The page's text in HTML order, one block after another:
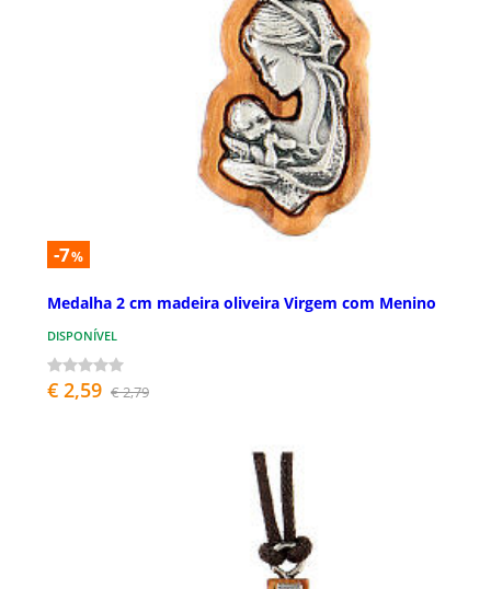
-7%
Medalha 2 cm madeira oliveira Virgem com Menino
DISPONÍVEL
€ 2,59 € 2,79